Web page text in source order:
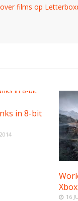
films op
in 8-bit
16